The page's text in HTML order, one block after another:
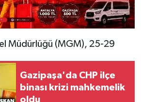
Müdürlüğü (MGM), 25-29
Gazipaşa'da CHP ilçe
binası krizi mahkemelik
oldu